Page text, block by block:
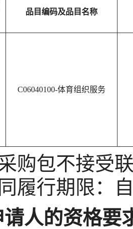
品目编码及品目名称
C06040100-体育组织服务
购包不接受
履行期限：
人的资格要